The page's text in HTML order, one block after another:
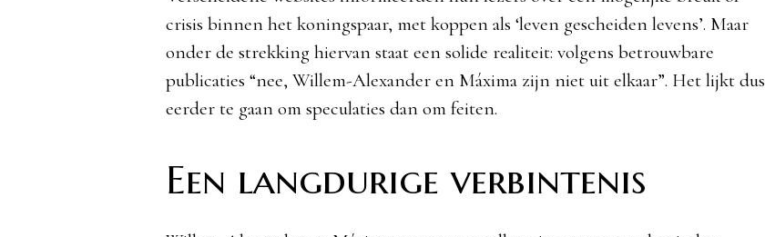
crisis binnen het koningspaar, met koppen als ‘leven gescheiden levens’. Maar
onder de strekking hiervan staat een solide realiteit: volgens betrouwbare
publicaties “nee, Willem-Alexander en Máxima zijn niet uit elkaar”. Het lijkt dus
eerder te gaan om speculaties dan om feiten.
Een langdurige verbintenis